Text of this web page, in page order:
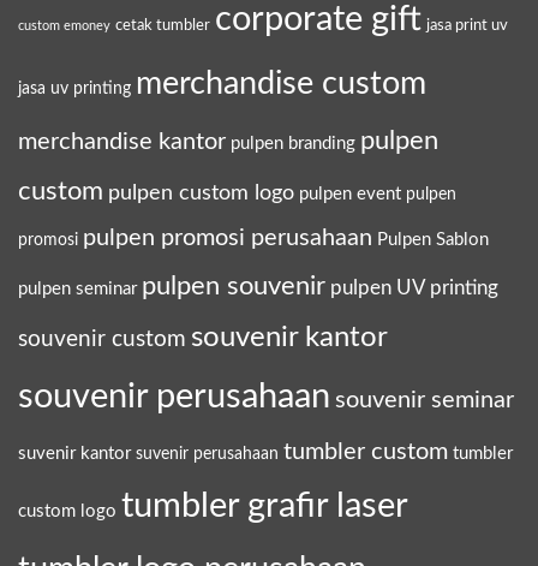
custom emoney cetak tumbler corporate gift jasa print uv
jasa uv printing merchandise custom
merchandise kantor pulpen branding pulpen
custom pulpen custom logo pulpen event pulpen
promosi pulpen promosi perusahaan Pulpen Sablon
pulpen seminar pulpen souvenir pulpen UV printing
souvenir custom souvenir kantor
souvenir perusahaan souvenir seminar
suvenir kantor suvenir perusahaan tumbler custom tumbler
custom logo tumbler grafir laser